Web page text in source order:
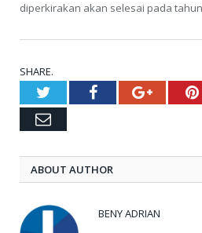
diperkirakan akan selesai pada
SHARE.
TwitterFacebookGoogle+
Email
ABOUT AUTHOR
BENY ADRIAN